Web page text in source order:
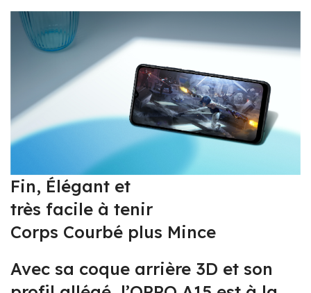
Fin, Élégant et
très facile à tenir
Corps Courbé plus Mince
Avec sa coque arrière 3D et son